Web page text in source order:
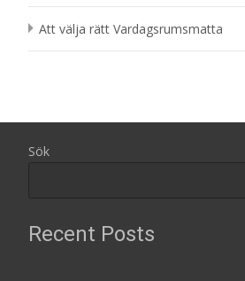
Att välja rätt Vardagsrumsmatta
Sök
Recent Posts